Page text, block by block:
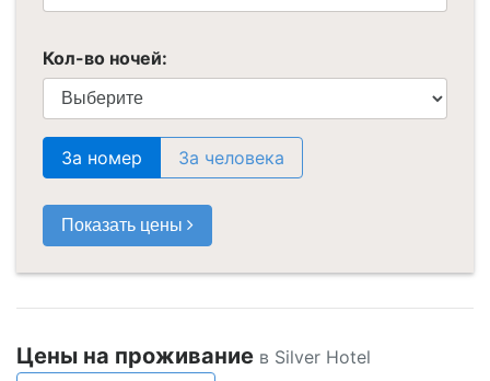
Кол-во ночей:
За номер За человека
Показать цены
Цены на проживание в Silver Hotel